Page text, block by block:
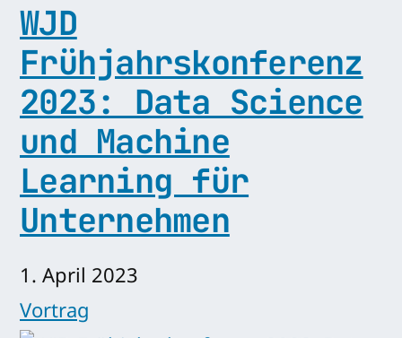
WJD
Frühjahrskonferenz
2023: Data Science
und Machine
Learning für
Unternehmen
1. April 2023
Vortrag